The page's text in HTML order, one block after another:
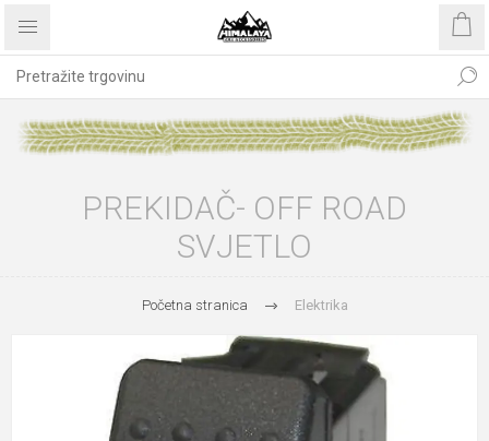
PREKIDAČ- OFF ROAD
SVJETLO
Početna stranica Elektrika